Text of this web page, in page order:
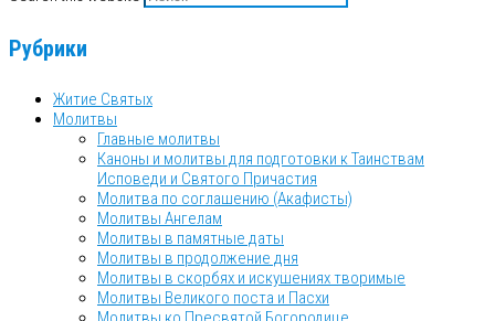
Рубрики
Житие Святых
Молитвы
Главные молитвы
Каноны и молитвы для подготовки к Таинствам
Исповеди и Святого Причастия
Молитва по соглашению (Акафисты)
Молитвы Ангелам
Молитвы в памятные даты
Молитвы в продолжение дня
Молитвы в скорбях и искушениях творимые
Молитвы Великого поста и Пасхи